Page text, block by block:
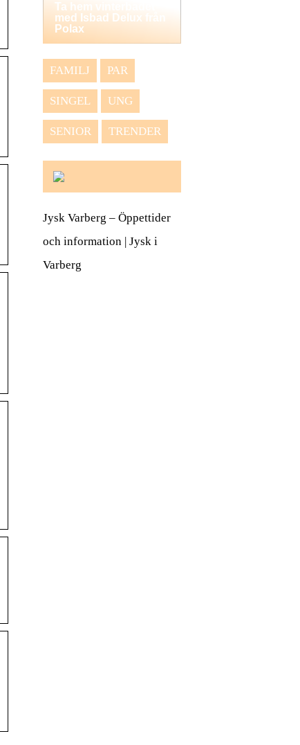
Ta hem vinterbadet
med Isbad Delux från
Polax
FAMILJ PAR
SINGEL UNG
SENIOR TRENDER
Jysk Varberg – Öppettider
och information | Jysk i
Varberg